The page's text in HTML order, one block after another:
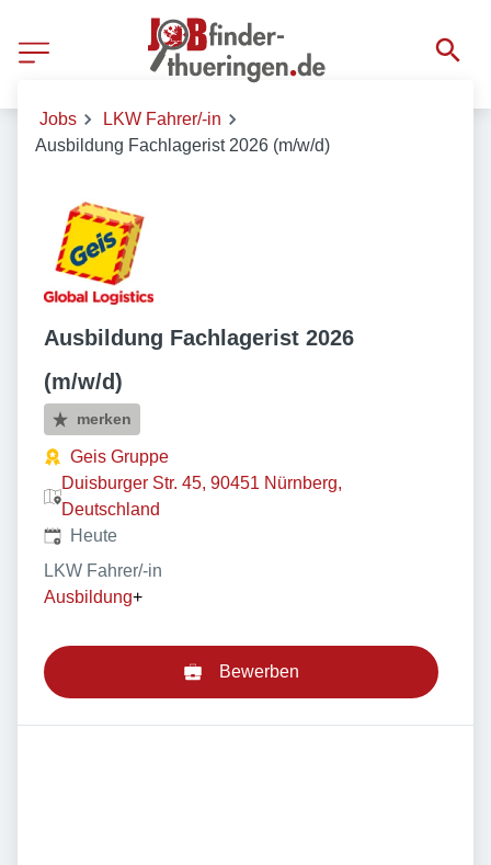
Jobs
LKW Fahrer/-in
Ausbildung Fachlagerist 2026 (m/w/d)
Ausbildung Fachlagerist 2026
(m/w/d)
merken
Geis Gruppe
Duisburger Str. 45, 90451 Nürnberg,
Deutschland
Veröffentlicht
Heute
LKW Fahrer/-in
Ausbildung+
Bewerben